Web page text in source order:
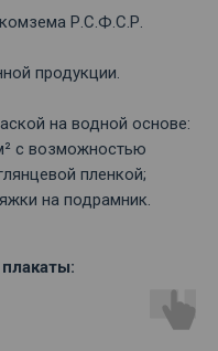
Р.С.Ф.С.Р.
продукции.
на водной основе:
с возможностью
пленкой;
на подрамник.